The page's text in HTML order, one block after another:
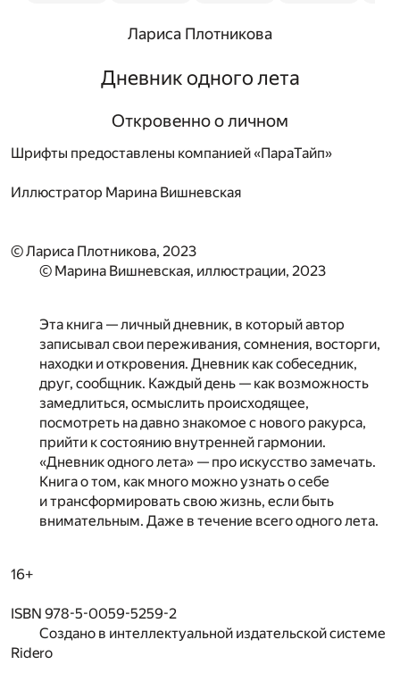
Лариса Плотникова
Дневник одного лета
Откровенно о личном
Шрифты предоставлены компанией «ПараТайп»
Иллюстратор Марина Вишневская
© Лариса Плотникова, 2023
© Марина Вишневская, иллюстрации, 2023
Эта книга — личный дневник, в который автор
записывал свои переживания, сомнения, восторги,
находки и откровения. Дневник как собеседник,
друг, сообщник. Каждый день — как возможность
замедлиться, осмыслить происходящее,
посмотреть на давно знакомое с нового ракурса,
прийти к состоянию внутренней гармонии.
«Дневник одного лета» — про искусство замечать.
Книга о том, как много можно узнать о себе
и трансформировать свою жизнь, если быть
внимательным. Даже в течение всего одного лета.
16+
ISBN 978-5-0059-5259-2
Создано в интеллектуальной издательской системе
Ridero